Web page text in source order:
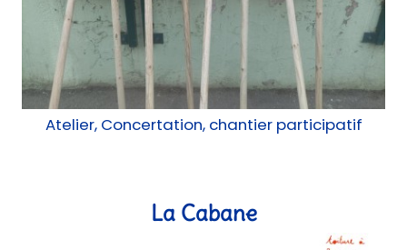
Atelier, Concertation, chantier participatif
La Cabane